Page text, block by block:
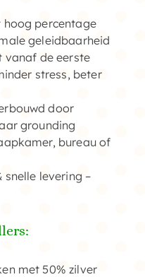
percentage
geleidbaarheid
vanaf de eerste
stress, beter
door
grounding
bureau of
snelle levering –
met 50% zilver